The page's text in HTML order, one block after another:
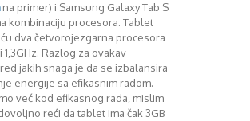
na primer) i Samsung Galaxy Tab S
kombinaciju procesora. Tablet
dva četvorojezgarna procesora
i 1,3GHz. Razlog za ovakav
jakih snaga je da se izbalansira
energije sa efikasnim radom.
već kod efikasnog rada, mislim
reći da tablet ima čak 3GB